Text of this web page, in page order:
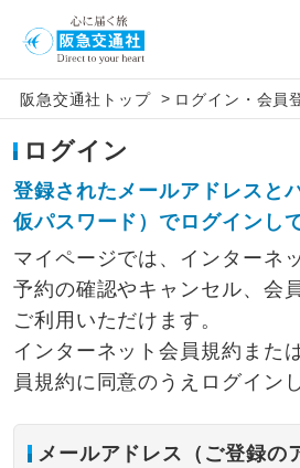
阪急交通社トップ > ログイン・会員
ログイン
登録されたメールアドレスと
仮パスワード）でログインし
マイページでは、インターネ
予約の確認やキャンセル、会
ご利用いただけます。
インターネット会員規約また
員規約に同意のうえログイン
メールアドレス（ご登録の